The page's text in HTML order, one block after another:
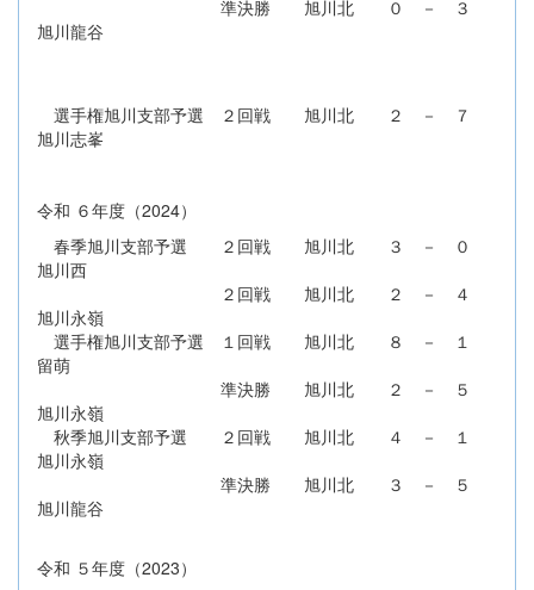
準決勝 旭川北 ０ － ３
旭川龍谷
選手権旭川支部予選 ２回戦 旭川北 ２ － ７
旭川志峯
令和 ６年度（2024）
春季旭川支部予選 ２回戦 旭川北 ３ － ０
旭川西
２回戦 旭川北 ２ － ４
旭川永嶺
選手権旭川支部予選 １回戦 旭川北 ８ － １
留萌
準決勝 旭川北 ２ － ５
旭川永嶺
秋季旭川支部予選 ２回戦 旭川北 ４ － １
旭川永嶺
準決勝 旭川北 ３ － ５
旭川龍谷
令和 ５年度（2023）